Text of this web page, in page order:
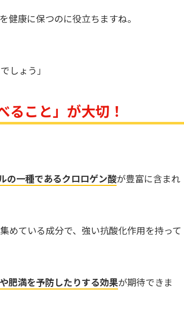
健康に保つのに役立ちますね。
しょう」
ること」が大切！
の一種であるクロロゲン酸が豊富に含まれ
めている成分で、強い抗酸化作用を持って
肥満を予防したりする効果が期待できま